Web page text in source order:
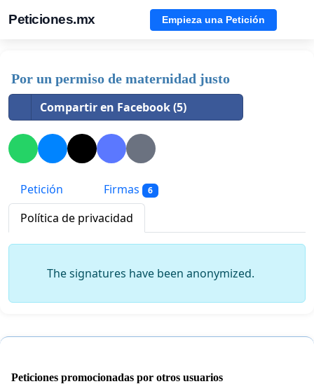
Peticiones.mx Empieza una Petición
Por un permiso de maternidad justo
Compartir en Facebook (5)
Petición Firmas 6
Política de privacidad
The signatures have been anonymized.
Peticiones promocionadas por otros usuarios